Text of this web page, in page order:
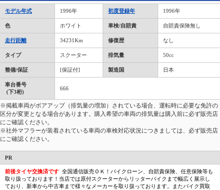
モデル年式 1996年 初度登録年 1996年
色 ホワイト 車検/自賠責 自賠責保険無し
走行距離 34231Km 修復歴 なし
タイプ スクーター 排気量 50cc
整備/保証 [保証付] 製造国 日本
車台番号
(下3桁)
666
※掲載車両がボアアップ（排気量の増加）されている場合、運転時に必要な免許の
区分が変更となる場合があります。購入希望の車両の排気量は購入前に必ず販売店
にご確認ください。
※社外マフラーが装着されている車両の車検対応状況につきましては、必ず販売店
にご確認ください。
PR
前後タイヤ交換済です 全国通信販売ＯＫ！バイクローン、自賠責保険、任意保険等も
取り扱っております！当店では原付スクーターからリッターバイクまで幅広く展示し
ており、新車から中古車まで様々なメーカーを取り扱っております。またバイク買取